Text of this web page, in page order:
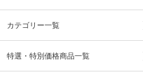
カテゴリー一覧
特選・特別価格商品一覧